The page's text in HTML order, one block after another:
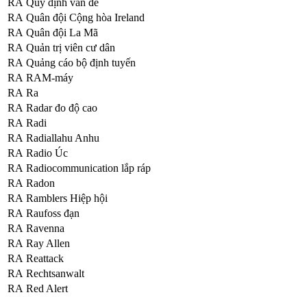
RA Quy định vấn đề
RA Quân đội Cộng hòa Ireland
RA Quân đội La Mã
RA Quản trị viên cư dân
RA Quảng cáo bộ định tuyến
RA RAM-máy
RA Ra
RA Radar đo độ cao
RA Radi
RA Radiallahu Anhu
RA Radio Úc
RA Radiocommunication lắp ráp
RA Radon
RA Ramblers Hiệp hội
RA Raufoss đạn
RA Ravenna
RA Ray Allen
RA Reattack
RA Rechtsanwalt
RA Red Alert